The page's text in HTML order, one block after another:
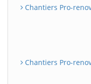
Chantiers Pro-
Chantiers Pro-